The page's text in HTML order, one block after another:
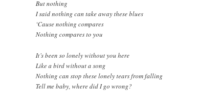
But nothing
I said nothing can take away these blues
‘Cause nothing compares
Nothing compares to you
It’s been so lonely without you here
Like a bird without a song
Nothing can stop these lonely tears from falling
Tell me baby, where did I go wrong?